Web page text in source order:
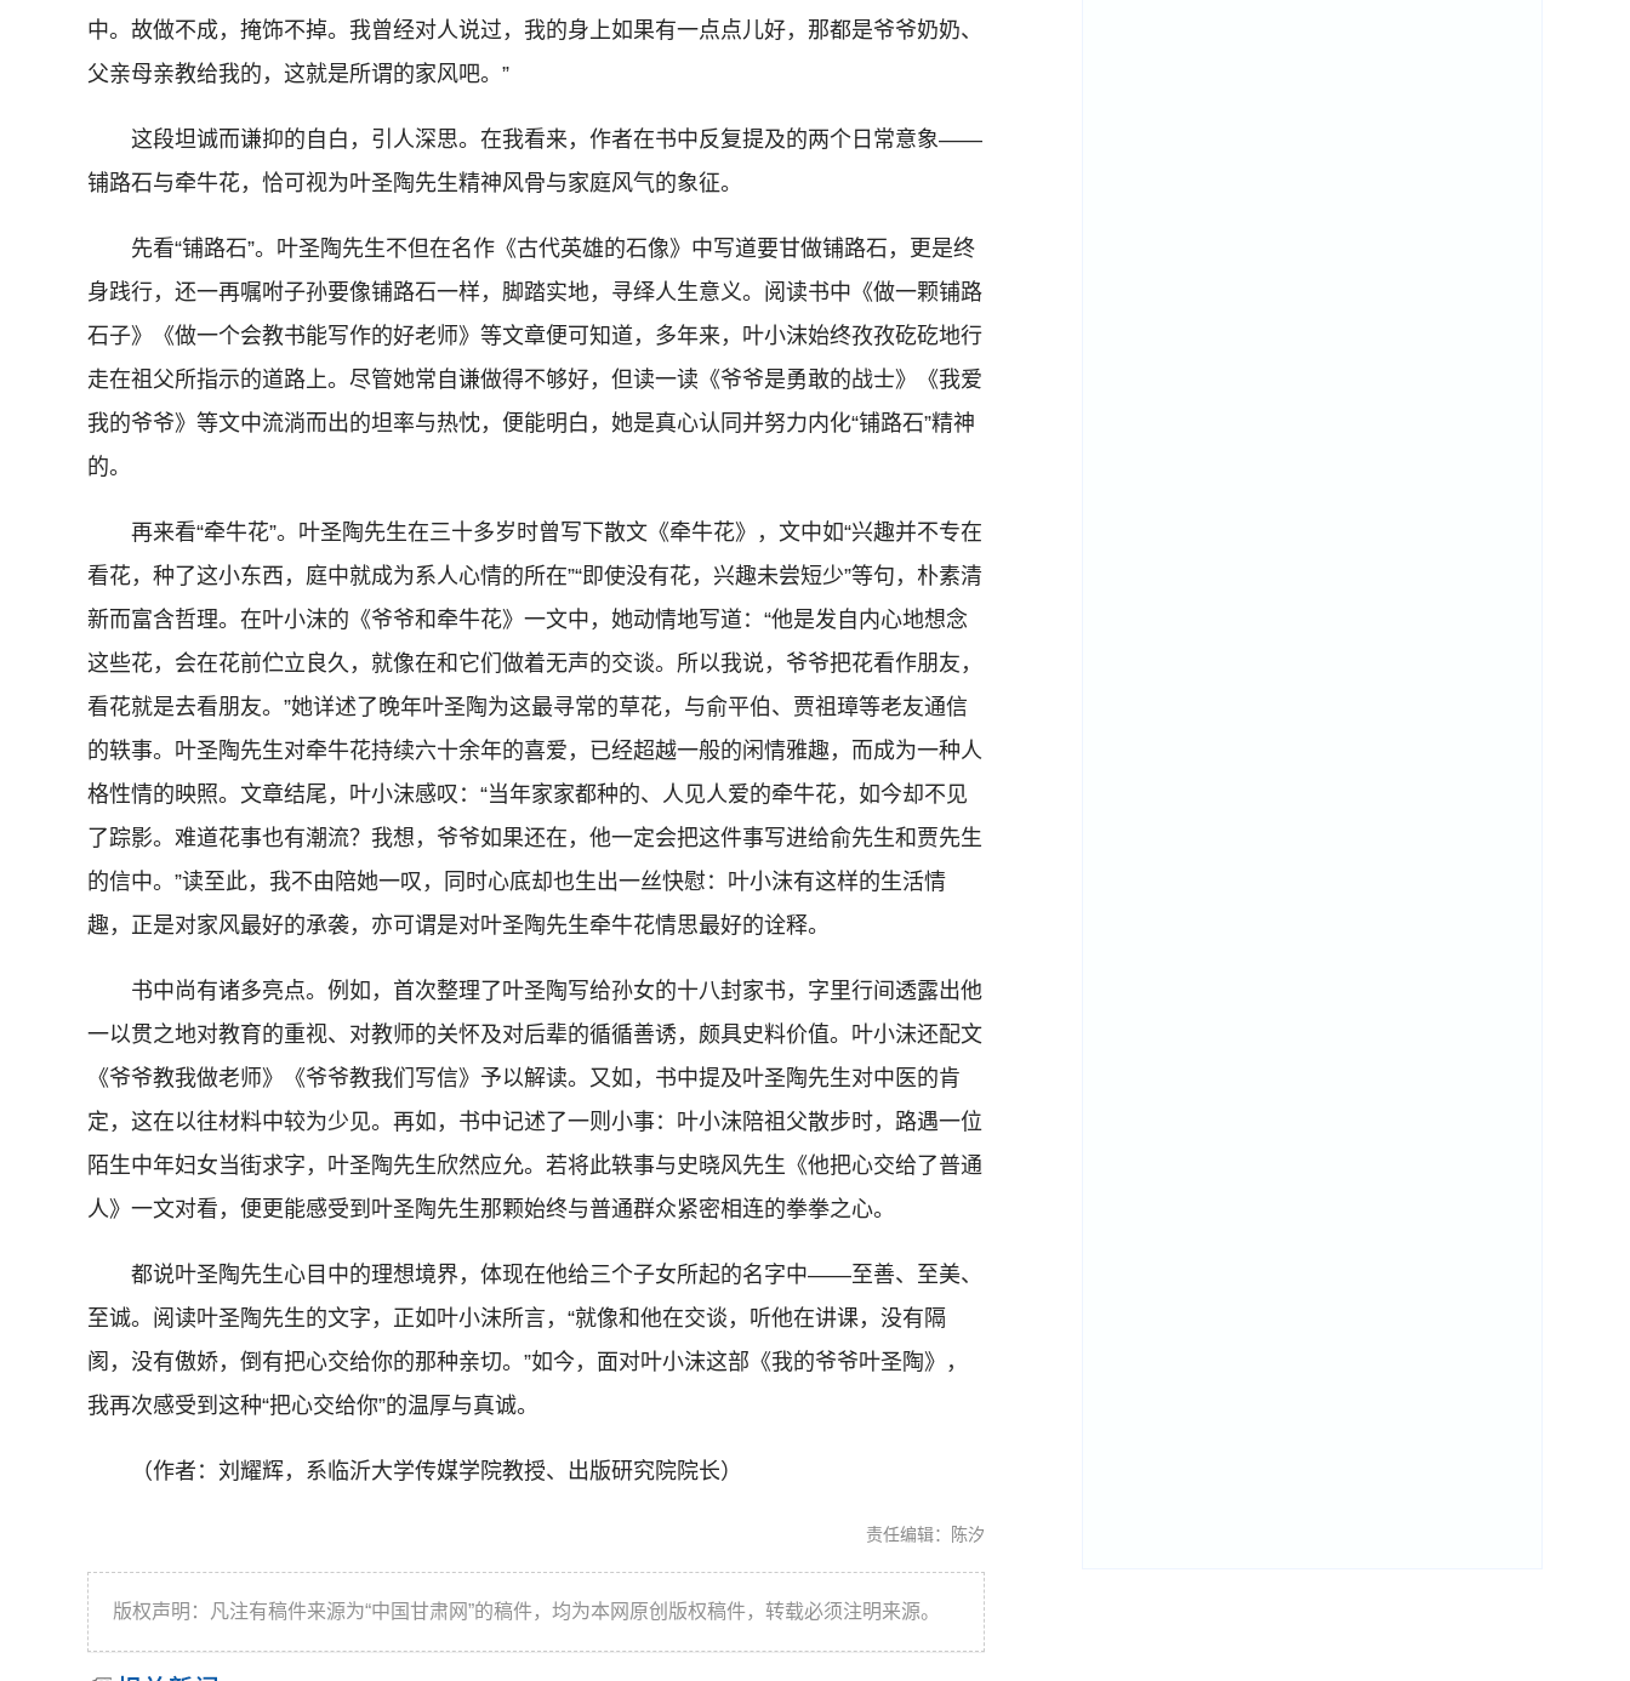
中。故做不成，掩饰不掉。我曾经对人说过，我的身上如果有一点点儿好，那都是爷爷奶奶、
父亲母亲教给我的，这就是所谓的家风吧。”
这段坦诚而谦抑的自白，引人深思。在我看来，作者在书中反复提及的两个日常意象——
铺路石与牵牛花，恰可视为叶圣陶先生精神风骨与家庭风气的象征。
先看“铺路石”。叶圣陶先生不但在名作《古代英雄的石像》中写道要甘做铺路石，更是终
身践行，还一再嘱咐子孙要像铺路石一样，脚踏实地，寻绎人生意义。阅读书中《做一颗铺路
石子》《做一个会教书能写作的好老师》等文章便可知道，多年来，叶小沫始终孜孜矻矻地行
走在祖父所指示的道路上。尽管她常自谦做得不够好，但读一读《爷爷是勇敢的战士》《我爱
我的爷爷》等文中流淌而出的坦率与热忱，便能明白，她是真心认同并努力内化“铺路石”精神
的。
再来看“牵牛花”。叶圣陶先生在三十多岁时曾写下散文《牵牛花》，文中如“兴趣并不专在
看花，种了这小东西，庭中就成为系人心情的所在”“即使没有花，兴趣未尝短少”等句，朴素清
新而富含哲理。在叶小沫的《爷爷和牵牛花》一文中，她动情地写道：“他是发自内心地想念
这些花，会在花前伫立良久，就像在和它们做着无声的交谈。所以我说，爷爷把花看作朋友，
看花就是去看朋友。”她详述了晚年叶圣陶为这最寻常的草花，与俞平伯、贾祖璋等老友通信
的轶事。叶圣陶先生对牵牛花持续六十余年的喜爱，已经超越一般的闲情雅趣，而成为一种人
格性情的映照。文章结尾，叶小沫感叹：“当年家家都种的、人见人爱的牵牛花，如今却不见
了踪影。难道花事也有潮流？我想，爷爷如果还在，他一定会把这件事写进给俞先生和贾先生
的信中。”读至此，我不由陪她一叹，同时心底却也生出一丝快慰：叶小沫有这样的生活情
趣，正是对家风最好的承袭，亦可谓是对叶圣陶先生牵牛花情思最好的诠释。
书中尚有诸多亮点。例如，首次整理了叶圣陶写给孙女的十八封家书，字里行间透露出他
一以贯之地对教育的重视、对教师的关怀及对后辈的循循善诱，颇具史料价值。叶小沫还配文
《爷爷教我做老师》《爷爷教我们写信》予以解读。又如，书中提及叶圣陶先生对中医的肯
定，这在以往材料中较为少见。再如，书中记述了一则小事：叶小沫陪祖父散步时，路遇一位
陌生中年妇女当街求字，叶圣陶先生欣然应允。若将此轶事与史晓风先生《他把心交给了普通
人》一文对看，便更能感受到叶圣陶先生那颗始终与普通群众紧密相连的拳拳之心。
都说叶圣陶先生心目中的理想境界，体现在他给三个子女所起的名字中——至善、至美、
至诚。阅读叶圣陶先生的文字，正如叶小沫所言，“就像和他在交谈，听他在讲课，没有隔
阂，没有傲娇，倒有把心交给你的那种亲切。”如今，面对叶小沫这部《我的爷爷叶圣陶》，
我再次感受到这种“把心交给你”的温厚与真诚。
（作者：刘耀辉，系临沂大学传媒学院教授、出版研究院院长）
责任编辑：陈汐
版权声明：凡注有稿件来源为“中国甘肃网”的稿件，均为本网原创版权稿件，转载必须注明来源。